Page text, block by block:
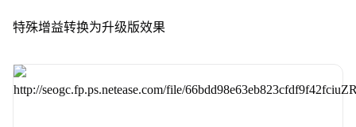
特殊增益转换为升级版效果